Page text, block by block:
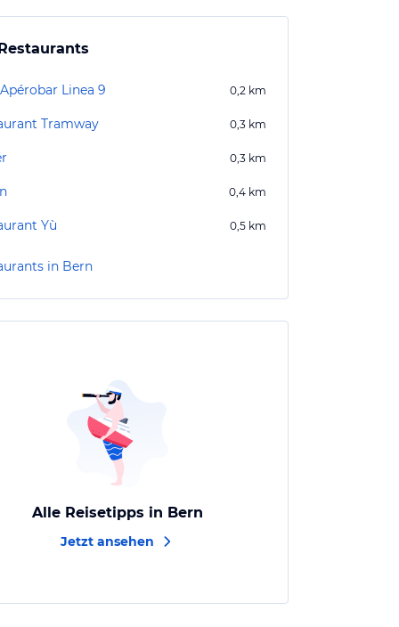
Linea 9 0,2 km
Tramway 0,3 km
0,3 km
0,4 km
Yù 0,5 km
in Bern
Alle Reisetipps in Bern
Jetzt ansehen